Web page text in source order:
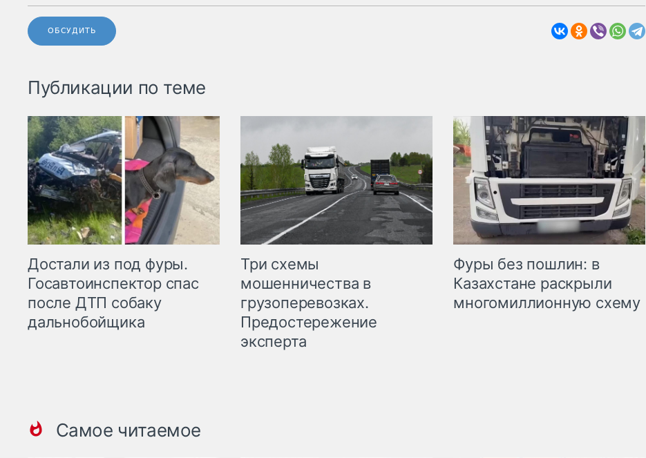
ОБСУДИТЬ
Публикации по теме
Достали из под фуры.
Госавтоинспектор спас
после ДТП собаку
дальнобойщика
Три схемы
мошенничества в
грузоперевозках.
Предостережение
эксперта
Фуры без пошлин: в
Казахстане раскрыли
многомиллионную схему
Самое читаемое